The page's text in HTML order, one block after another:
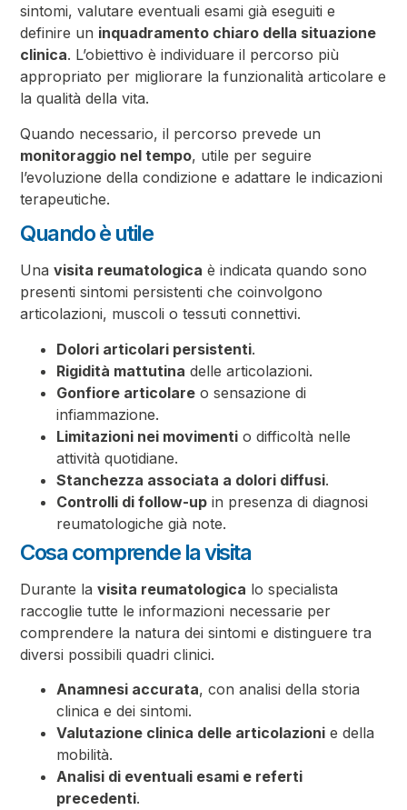
sintomi, valutare eventuali esami già eseguiti e
definire un inquadramento chiaro della situazione
clinica. L’obiettivo è individuare il percorso più
appropriato per migliorare la funzionalità articolare e
la qualità della vita.
Quando necessario, il percorso prevede un
monitoraggio nel tempo, utile per seguire
l’evoluzione della condizione e adattare le indicazioni
terapeutiche.
Quando è utile
Unavisita reumatologica è indicata quando sono
presenti sintomi persistenti che coinvolgono
articolazioni, muscoli o tessuti connettivi.
Dolori articolari persistenti.
Rigidità mattutina delle articolazioni.
Gonfiore articolare o sensazione di
infiammazione.
Limitazioni nei movimenti o difficoltà nelle
attività quotidiane.
Stanchezza associata a dolori diffusi.
Controlli di follow-up in presenza di diagnosi
reumatologiche già note.
Cosa comprende la visita
Durante lavisita reumatologica lo specialista
raccoglie tutte le informazioni necessarie per
comprendere la natura dei sintomi e distinguere tra
diversi possibili quadri clinici.
Anamnesi accurata, con analisi della storia
clinica e dei sintomi.
Valutazione clinica delle articolazioni e della
mobilità.
Analisi di eventuali esami e referti
precedenti.